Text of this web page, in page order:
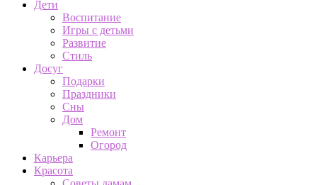
Дети
Воспитание
Игры с детьми
Развитие
Стиль
Досуг
Подарки
Праздники
Сны
Дом
Ремонт
Огород
Карьера
Красота